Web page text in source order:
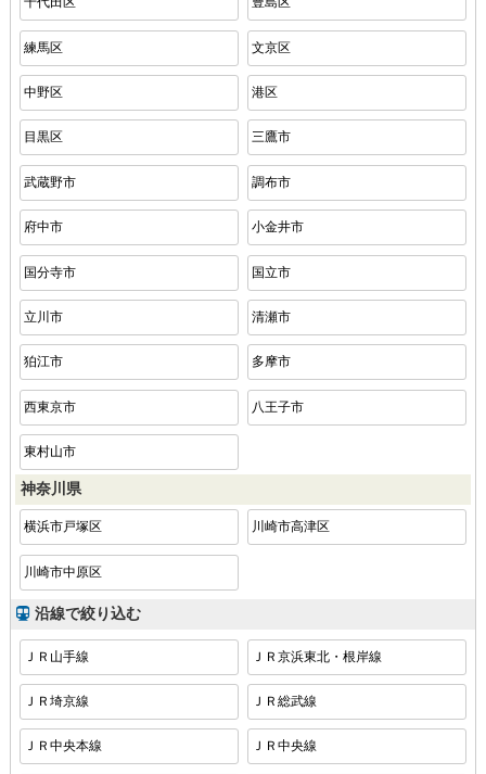
練馬区 文京区
中野区 港区
目黒区 三鷹市
武蔵野市 調布市
府中市 小金井市
国分寺市 国立市
立川市 清瀬市
狛江市 多摩市
西東京市 八王子市
東村山市
神奈川県
横浜市戸塚区 川崎市高津区
川崎市中原区
沿線で絞り込む
ＪＲ山手線 ＪＲ京浜東北・根岸線
ＪＲ埼京線 ＪＲ総武線
ＪＲ中央本線 ＪＲ中央線